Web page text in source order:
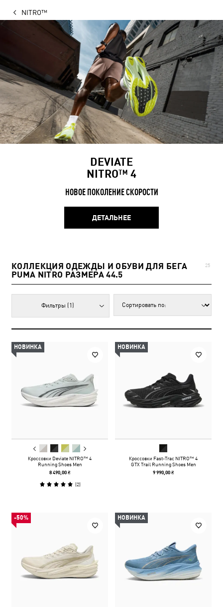
NITRO™
DEVIATE
NITRO™ 4
НОВОЕ ПОКОЛЕНИЕ СКОРОСТИ
ДЕТАЛЬНЕЕ
КОЛЛЕКЦИЯ ОДЕЖДЫ И ОБУВИ ДЛЯ БЕГА
PUMA NITRO РАЗМЕРА 44.5
25
Фильтры (1)
НОВИНКА
Кроссовки Deviate NITRO™ 4
Running Shoes Men
8 490,00 ₴
(2)
НОВИНКА
Кроссовки Fast-Trac NITRO™ 4
GTX Trail Running Shoes Men
9 990,00 ₴
-50% НОВИНКА